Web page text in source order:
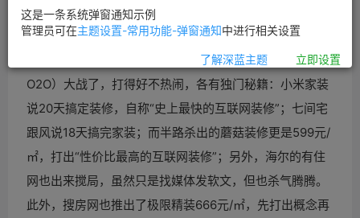
开年社交媒体营销第一战，应该算是互联网装修（家装
O2O）大战了，打得好不热闹，各有独门秘籍：小米家装
说20天搞定装修，自称“史上最快的互联网装修”；七间宅
跟风说18天搞完家装；而半路杀出的蘑菇装修更是599元/
㎡，打出“性价比最高的互联网装修”；另外，海尔的有住
网也出来搅局，虽然只是找媒体发软文，但也杀气腾腾。
此外，搜房网也推出了极限精装666元/㎡，先打出概念再
这是一条系统弹窗通知示例
管理员可在主题设置-常用功能-弹窗通知中进行相关设置
了解深蓝主题 立即设置